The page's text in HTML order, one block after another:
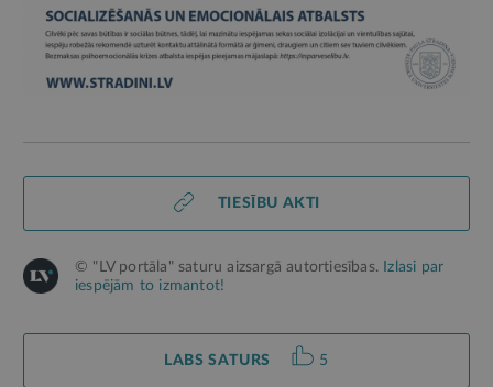
TIESĪBU AKTI
© "LV portāla" saturu aizsargā autortiesības. Izlasi par
iespējām to izmantot!
LABS SATURS 5